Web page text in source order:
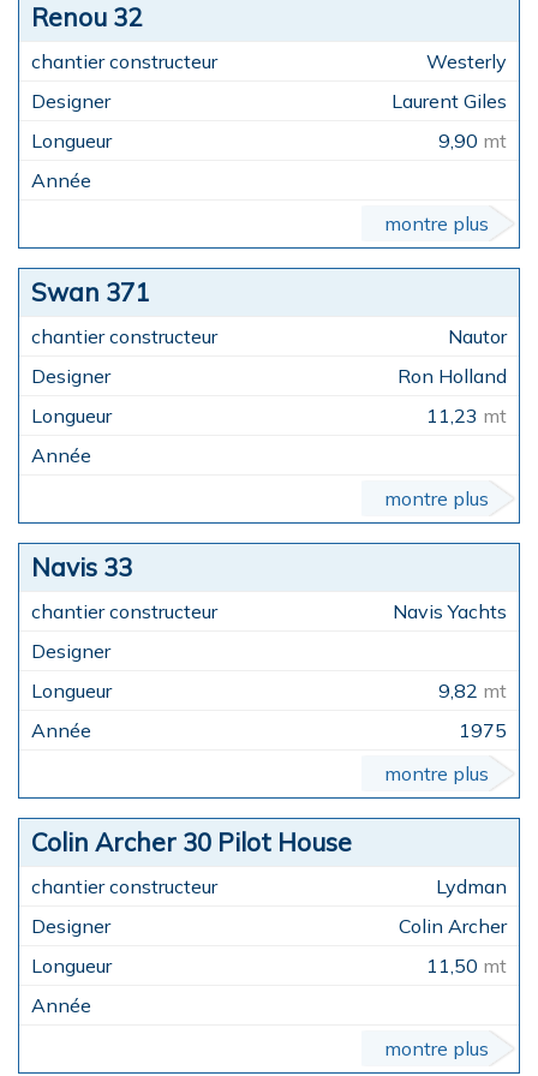
Renou 32
Westerly
Laurent Giles
9,90 mt
montre plus
Swan 371
Nautor
Ron Holland
11,23 mt
montre plus
Navis 33
Navis Yachts
9,82 mt
1975
montre plus
Colin Archer 30 Pilot House
Lydman
Colin Archer
11,50 mt
montre plus